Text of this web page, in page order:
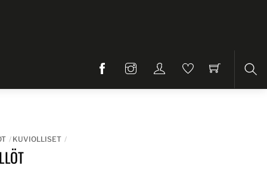
KUVIOLLISET